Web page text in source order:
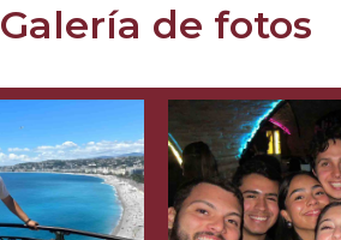
Galería de fotos